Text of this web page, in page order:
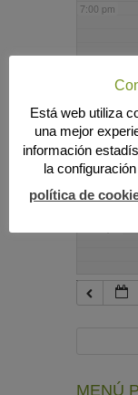
7:00 pm
9:00 pm
10:00 pm
MENÚ
Está web utiliza
una mejor
información
la
política de